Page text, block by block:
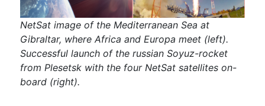
NetSat image of the Mediterranean Sea at
Gibraltar, where Africa and Europa meet (left).
Successful launch of the russian Soyuz-rocket
from Plesetsk with the four NetSat satellites on-
board (right).